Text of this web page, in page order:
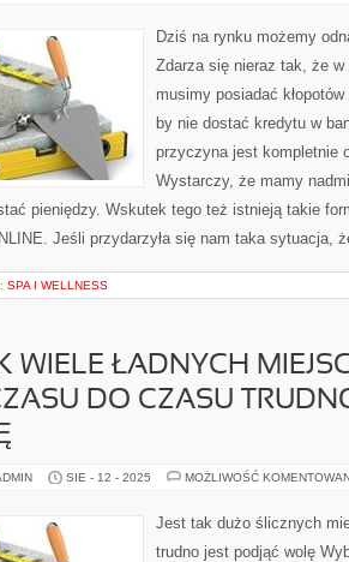
Dziś na rynku możemy
Zdarza się nieraz tak, że
musimy posiadać
by nie dostać kredytu w
przyczyna jest kompletnie
Wystarczy, że mamy
pieniędzy. Wskutek tego też istnieją takie
Jeśli przydarzyła się nam taka sytuacja,
SPA I WELLNESS
WIELE ŁADNYCH
DO CZASU
SIE - 12 - 2025 MOŻLIWOŚĆ
Jest tak dużo ślicznych
trudno jest podjąć wolę